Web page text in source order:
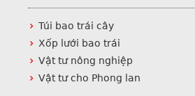
Túi bao trái cây
Xốp lưới bao trái
Vật tư nông nghiệp
Vật tư cho Phong lan